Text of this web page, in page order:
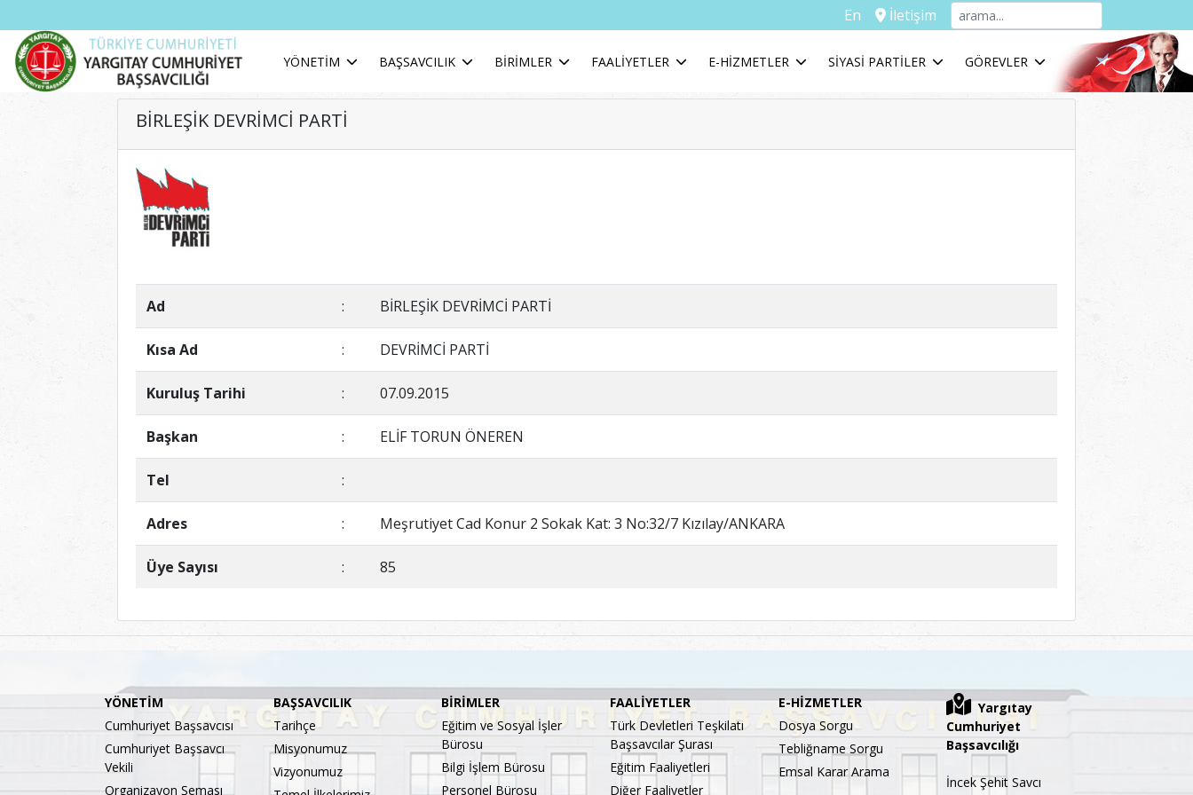
En İletişim
YÖNETİM BAŞSAVCILIK BİRİMLER FAALİYETLER E-HİZMETLER SİYASİ PARTİLER GÖREVLER
BİRLEŞİK DEVRİMCİ PARTİ
Ad : BİRLEŞİK DEVRİMCİ PARTİ
Kısa Ad : DEVRİMCİ PARTİ
Kuruluş Tarihi : 07.09.2015
Başkan : ELİF TORUN ÖNEREN
Tel :
Adres : Meşrutiyet Cad Konur 2 Sokak Kat: 3 No:32/7 Kızılay/ANKARA
Üye Sayısı : 85
YÖNETİM
Cumhuriyet Başsavcısı
Cumhuriyet Başsavcı
Vekili
Organizayon Şeması
BAŞSAVCILIK
Tarihçe
Misyonumuz
Vizyonumuz
BİRİMLER
Eğitim ve Sosyal İşler
Bürosu
Bilgi İşlem Bürosu
Personel Bürosu
FAALİYETLER
Türk Devletleri Teşkilatı
Başsavcılar Şurası
Eğitim Faaliyetleri
Diğer Faaliyetler
E-HİZMETLER
Dosya Sorgu
Tebliğname Sorgu
Emsal Karar Arama
Yargıtay
Cumhuriyet
Başsavcılığı
İncek Şehit Savcı